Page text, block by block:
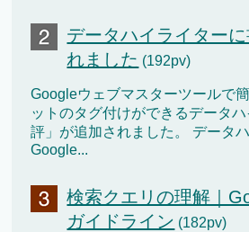
データハイライター
れました (192pv)
Googleウェブマスターツールで
ットのタグ付けができるデータ
評」が追加されました。 データ
Google...
検索クエリの理解｜
ガイドライン (182pv)